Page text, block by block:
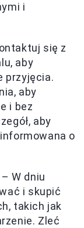
i
się z
aby
przyjęcia.
aby
i bez
aby
o
– W dniu
i skupić
takich jak
Zleć